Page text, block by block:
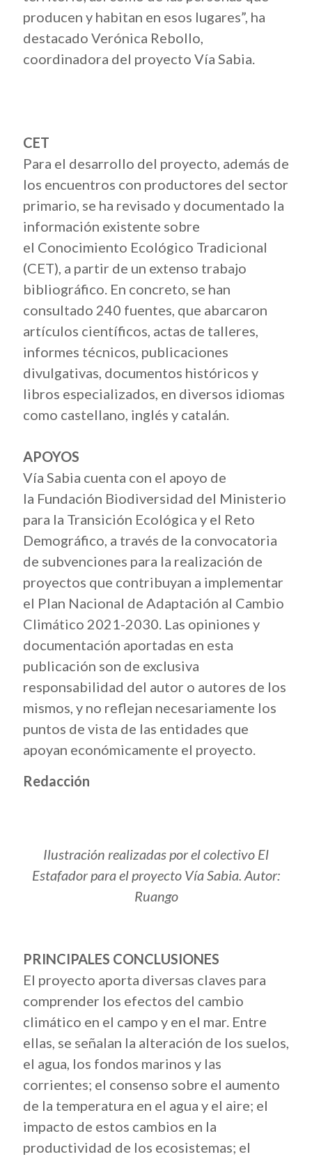
producen y habitan en esos lugares”, ha
destacado Verónica Rebollo,
coordinadora del proyecto Vía Sabia.
CET
Para el desarrollo del proyecto, además de
los encuentros con productores del sector
primario, se ha revisado y documentado la
información existente sobre
el Conocimiento Ecológico Tradicional
(CET), a partir de un extenso trabajo
bibliográfico. En concreto, se han
consultado 240 fuentes, que abarcaron
artículos científicos, actas de talleres,
informes técnicos, publicaciones
divulgativas, documentos históricos y
libros especializados, en diversos idiomas
como castellano, inglés y catalán.
APOYOS
Vía Sabia cuenta con el apoyo de
la Fundación Biodiversidad del Ministerio
para la Transición Ecológica y el Reto
Demográfico, a través de la convocatoria
de subvenciones para la realización de
proyectos que contribuyan a implementar
el Plan Nacional de Adaptación al Cambio
Climático 2021-2030. Las opiniones y
documentación aportadas en esta
publicación son de exclusiva
responsabilidad del autor o autores de los
mismos, y no reflejan necesariamente los
puntos de vista de las entidades que
apoyan económicamente el proyecto.
Redacción
Ilustración realizadas por el colectivo El
Estafador para el proyecto Vía Sabia. Autor:
Ruango
PRINCIPALES CONCLUSIONES
El proyecto aporta diversas claves para
comprender los efectos del cambio
climático en el campo y en el mar. Entre
ellas, se señalan la alteración de los suelos,
el agua, los fondos marinos y las
corrientes; el consenso sobre el aumento
de la temperatura en el agua y el aire; el
impacto de estos cambios en la
productividad de los ecosistemas; el